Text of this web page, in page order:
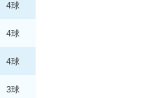
4球
4球
4球
3球